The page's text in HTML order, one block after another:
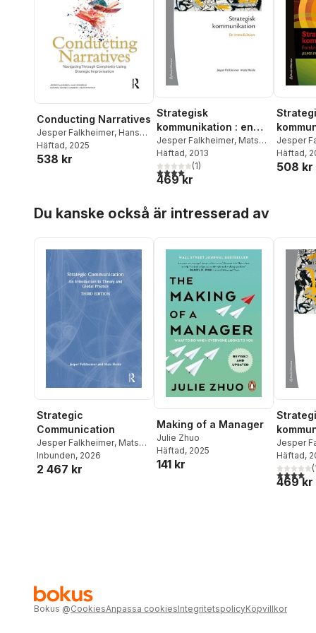
Conducting Narratives
Jesper Falkheimer, Hans
Gennerud,Katarina Gentzel
Sandberg
Häftad, 2025
538 kr
Strategisk
kommunikation : en
introduktion
Jesper Falkheimer, Mats
Heide
Häftad, 2013
4,0utav 5 stjärnor. Totalt antal röster:
(1)
469 kr
Jesper
Heide,
Edward
Josef
Sara
Häftad,
508 kr
Du kanske också är intresserad av
Strategic
Communication
Jesper Falkheimer, Mats
Heide
Inbunden, 2026
2 467 kr
Making of a Manager
Julie Zhuo
Häftad, 2025
141 kr
Jesper
Heide
Häftad,
4,0utav (
469 kr
Bokus @CookiesAnpassa cookiesIntegritetspolicyKöpvillkor